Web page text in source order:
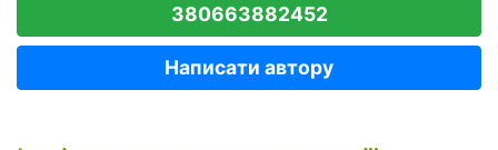
380663882452
Написати автору